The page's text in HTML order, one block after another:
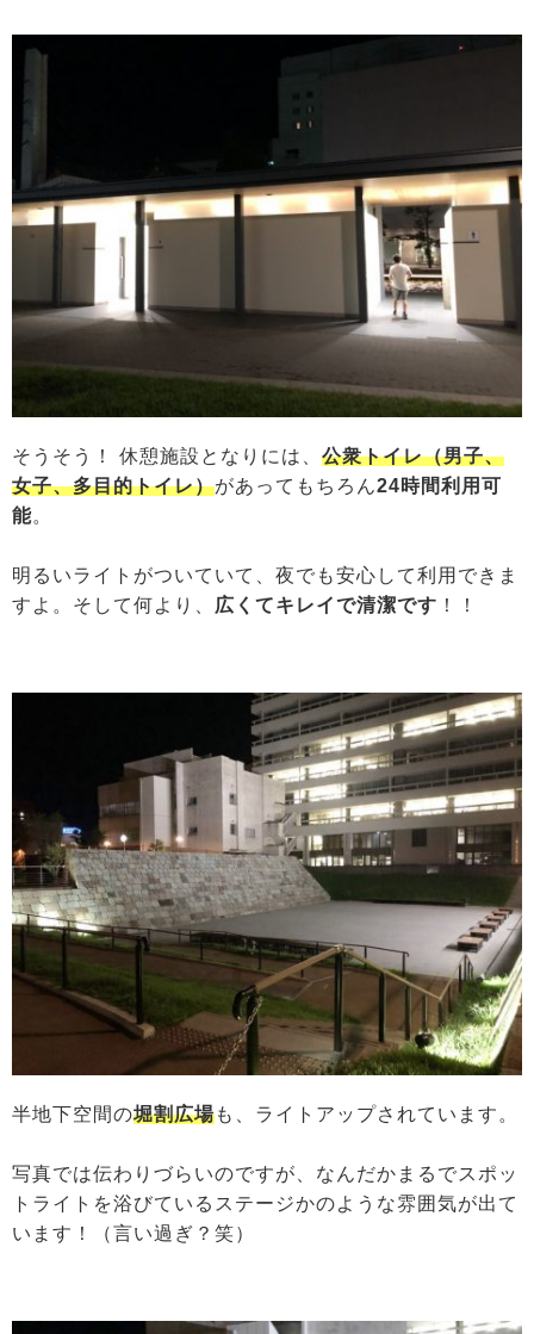
そうそう！ 休憩施設となりには、 公衆トイレ（男子、
女子、多目的トイレ）があってもちろん24時間利用可
能。
明るいライトがついていて、夜でも安心して利用できま
すよ。そして何より、 広くてキレイで清潔です ！！
半地下空間の堀割広場も、ライトアップされています。
写真では伝わりづらいのですが、なんだかまるでスポッ
トライトを浴びているステージかのような雰囲気が出て
います！（言い過ぎ？笑）